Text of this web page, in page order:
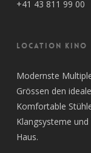
+41 43 811 99 00
LOCATION KINO
Modernste
Grössen den
Komfortable
Klangsysteme
Haus.